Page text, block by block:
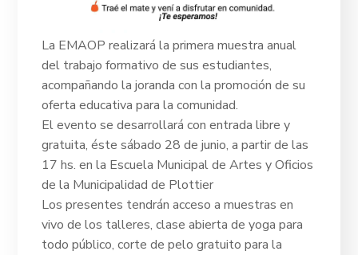
La EMAOP realizará la primera muestra anual
del trabajo formativo de sus estudiantes,
acompañando la joranda con la promoción de su
oferta educativa para la comunidad.
El evento se desarrollará con entrada libre y
gratuita, éste sábado 28 de junio, a partir de las
17 hs. en la Escuela Municipal de Artes y Oficios
de la Municipalidad de Plottier
Los presentes tendrán acceso a muestras en
vivo de los talleres, clase abierta de yoga para
todo público, corte de pelo gratuito para la